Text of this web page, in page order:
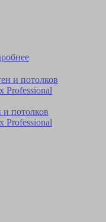
и потолков
Professional